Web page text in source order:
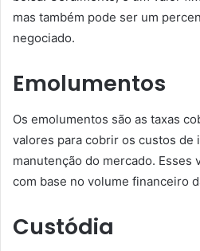
mas também pode ser um
negociado.
Emolumentos
Os emolumentos são as taxas
valores para cobrir os custos de
manutenção do mercado. Esses
com base no volume financeiro
Custódia